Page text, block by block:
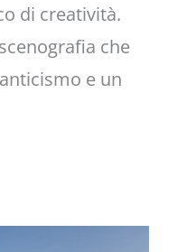
di creatività.
che
e un